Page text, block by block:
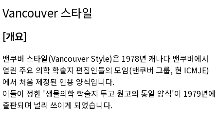
Vancouver 스타일
[개요]
밴쿠버 스타일(Vancouver Style)은 1978년 캐나다 밴쿠버에서
열린 주요 의학 학술지 편집인들의 모임(밴쿠버 그룹, 현 ICMJE)
에서 처음 제정된 인용 양식입니다.
이들이 정한 '생물의학 학술지 투고 원고의 통일 양식'이 1979년에
출판되며 널리 쓰이게 되었습니다.